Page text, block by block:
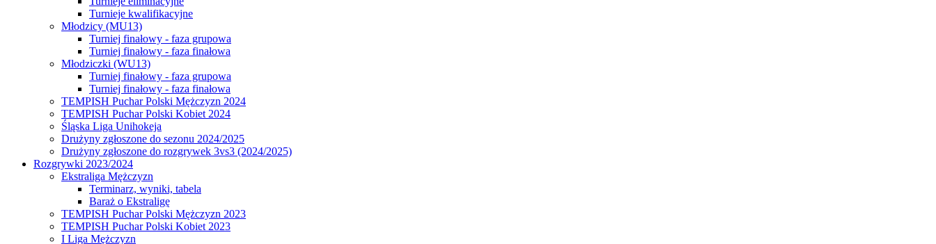
Turnieje kwalifikacyjne
Młodzicy (MU13)
Turniej finałowy - faza grupowa
Turniej finałowy - faza finałowa
Młodziczki (WU13)
Turniej finałowy - faza grupowa
Turniej finałowy - faza finałowa
TEMPISH Puchar Polski Mężczyzn 2024
TEMPISH Puchar Polski Kobiet 2024
Śląska Liga Unihokeja
Drużyny zgłoszone do sezonu 2024/2025
Drużyny zgłoszone do rozgrywek 3vs3 (2024/2025)
Rozgrywki 2023/2024
Ekstraliga Mężczyzn
Terminarz, wyniki, tabela
Baraż o Ekstraligę
TEMPISH Puchar Polski Mężczyzn 2023
TEMPISH Puchar Polski Kobiet 2023
I Liga Mężczyzn